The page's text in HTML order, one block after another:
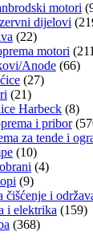
motori
dijelovi
(22)
motori
Anode (66)
(27)
(21)
Harbeck (8)
i pribor
za tende i
(10)
(4)
(9)
čišćenje i
i elektrika (159)
(368)